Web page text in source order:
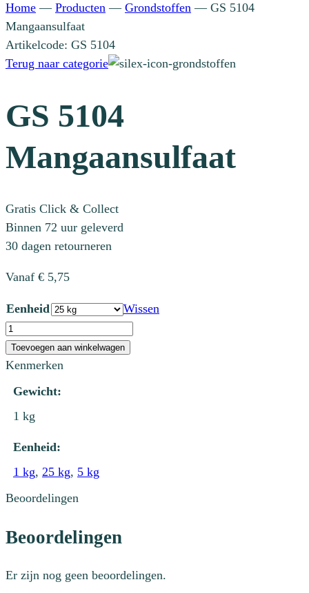
Home — Producten — Grondstoffen — GS 5104
Mangaansulfaat
Artikelcode: GS 5104
Terug naar categorie
GS 5104
Mangaansulfaat
Gratis Click & Collect
Binnen 72 uur geleverd
30 dagen retourneren
Vanaf € 5,75
Eenheid
Wissen
GS
5104
Mangaansulfaat
Toevoegen aan winkelwagen
Kenmerken
Gewicht:
1 kg
Eenheid:
1 kg, 25 kg, 5 kg
Beoordelingen
Beoordelingen
Er zijn nog geen beoordelingen.